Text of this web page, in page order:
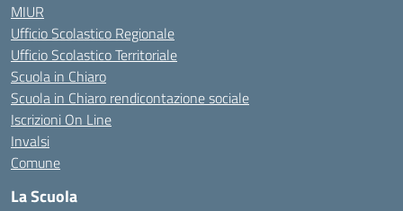
MIUR
Ufficio Scolastico Regionale
Ufficio Scolastico Territoriale
Scuola in Chiaro
Scuola in Chiaro rendicontazione sociale
Iscrizioni On Line
Invalsi
Comune
La Scuola